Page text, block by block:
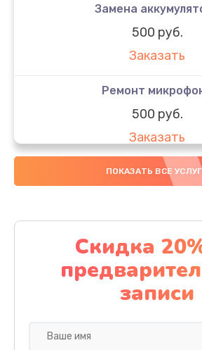
Замена
500 руб.
Заказать
Ремонт
500 руб.
Заказать
Ремонт камеры
Заказать
Замена Wi-Fi планшета
500 руб.
Заказать
ПОКАЗАТЬ ВСЕ
Скидка
записи